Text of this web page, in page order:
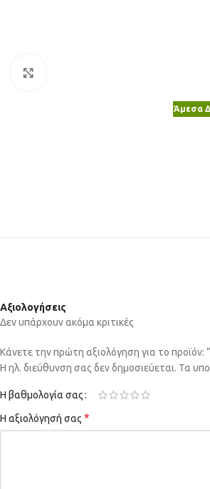
Άμεσα
Αξιολογήσεις
Δεν υπάρχουν ακόμα κριτικές
Κάνετε την πρώτη αξιολόγηση για το προϊόν:
Η ηλ. διεύθυνση σας δεν δημοσιεύεται. Τα
Η βαθμολογία σας
Η αξιολόγησή σας *